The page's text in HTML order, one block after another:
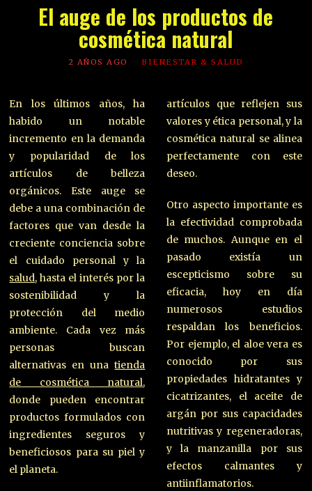
El auge de los productos de
cosmética natural
2 AÑOS AGO BIENESTAR & SALUD
En los últimos años, ha
habido un notable
incremento en la demanda
y popularidad de los
artículos de belleza
orgánicos. Este auge se
debe a una combinación de
factores que van desde la
creciente conciencia sobre
el cuidado personal y la
salud, hasta el interés por la
sostenibilidad y la
protección del medio
ambiente. Cada vez más
personas buscan
alternativas en unatienda
de cosmética natural,
donde pueden encontrar
productos formulados con
ingredientes seguros y
beneficiosos para su piel y
el planeta.
artículos que reflejen sus
valores y ética personal, y la
cosmética natural se alinea
perfectamente con este
deseo.
Otro aspecto importante es
la efectividad comprobada
de muchos. Aunque en el
pasado existía un
escepticismo sobre su
eficacia, hoy en día
numerosos estudios
respaldan los beneficios.
Por ejemplo, el aloe vera es
conocido por sus
propiedades hidratantes y
cicatrizantes, el aceite de
argán por sus capacidades
nutritivas y regeneradoras,
y la manzanilla por sus
efectos calmantes y
antiinflamatorios.